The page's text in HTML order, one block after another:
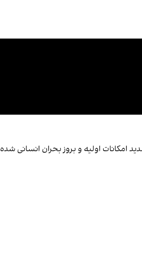
امکانات اولیه و بروز بحران انسانی شده